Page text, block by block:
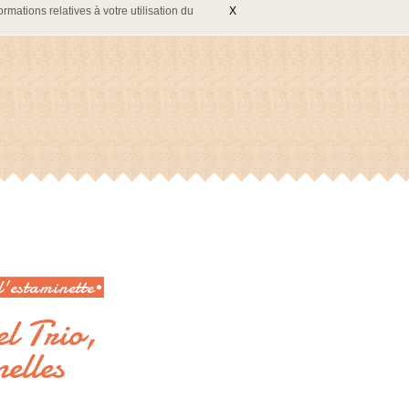
X
relatives à votre utilisation du
Trio,